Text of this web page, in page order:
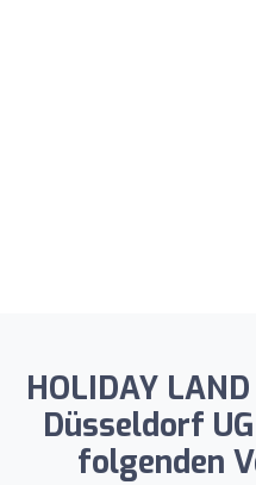
HOLIDAY
Düsseldorf
folgenden